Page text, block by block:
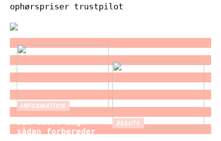
ophørspriser trustpilot
INFORMATION
Din store dag:
sådan forbereder
BEAUTY